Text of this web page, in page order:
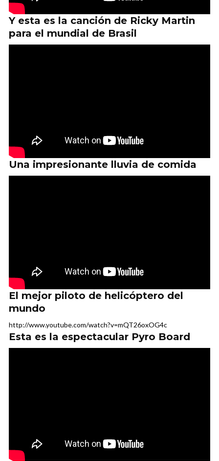
Y esta es la canción de Ricky Martin
para el mundial de Brasil
Una impresionante lluvia de comida
El mejor piloto de helicóptero del
mundo
http://www.youtube.com/watch?v=mQT26oxOG4c
Esta es la espectacular Pyro Board